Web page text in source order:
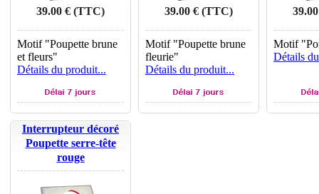
39.00 € (TTC)
Motif "Poupette brune
et fleurs"
Détails du produit...
39.00 € (TTC)
Motif "Poupette brune
fleurie"
Détails du produit...
Motif
Détails
Interrupteur décoré
Poupette serre-tête
rouge